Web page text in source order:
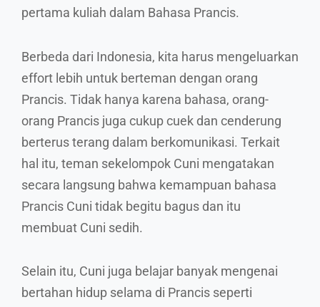
pertama kuliah dalam Bahasa Prancis.
Berbeda dari Indonesia, kita harus mengeluarkan
effort lebih untuk berteman dengan orang
Prancis. Tidak hanya karena bahasa, orang-
orang Prancis juga cukup cuek dan cenderung
berterus terang dalam berkomunikasi. Terkait
hal itu, teman sekelompok Cuni mengatakan
secara langsung bahwa kemampuan bahasa
Prancis Cuni tidak begitu bagus dan itu
membuat Cuni sedih.
Selain itu, Cuni juga belajar banyak mengenai
bertahan hidup selama di Prancis seperti